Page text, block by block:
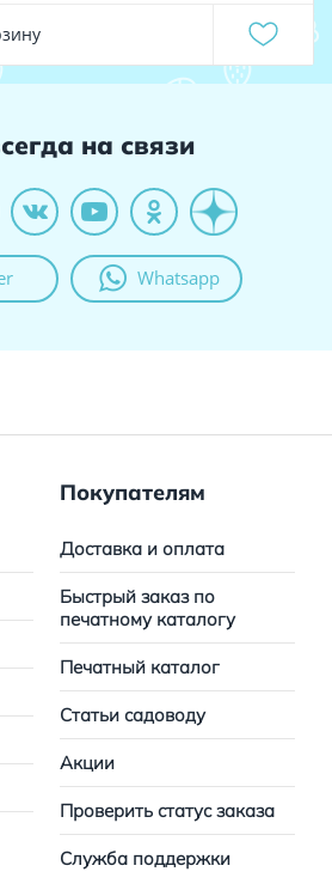
на связи
Whatsapp
Покупателям
Доставка и оплата
Быстрый заказ по
печатному каталогу
Печатный каталог
Статьи садоводу
Акции
Проверить статус заказа
Служба поддержки